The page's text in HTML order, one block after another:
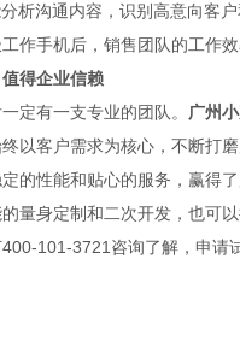
析沟通内容，识别高意向客
作手机后，销售团队的工作
得企业信赖
定有一支专业的团队。 广州
以客户需求为核心，不断打
的性能和贴心的服务，赢得
量身定制和二次开发，也可
101-3721咨询了解，申请